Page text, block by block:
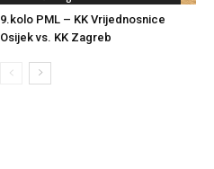
9.kolo PML – KK Vrijednosnice
Osijek vs. KK Zagreb